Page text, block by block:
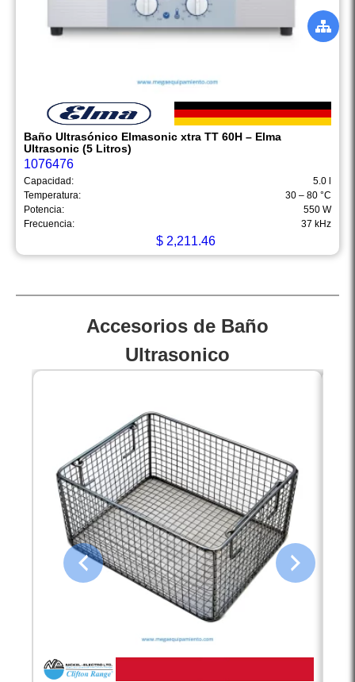
Baño Ultrasónico Elmasonic xtra TT 60H – Elma
Ultrasonic (5 Litros)
1076476
Capacidad:
5.0 l
Temperatura:
30 – 80 °C
Potencia:
550 W
Frecuencia:
37 kHz
$2,211.46
Accesorios de Baño
Ultrasonico